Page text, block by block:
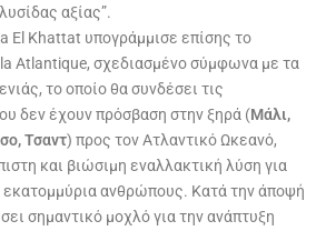
αξίας”.
El Khattat υπογράμμισε επίσης το
Atlantique, σχεδιασμένο σύμφωνα με τα
το οποίο θα συνδέσει τις
δεν έχουν πρόσβαση στην ξηρά (Μάλι,
Τσαντ) προς τον Ατλαντικό Ωκεανό,
και βιώσιμη εναλλακτική λύση για
ανθρώπους. Κατά την άποψή
σημαντικό μοχλό για την ανάπτυξη